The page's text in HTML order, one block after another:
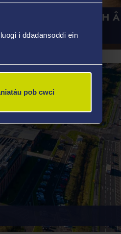
i ddadansoddi ein
pob cwci
SGWRSIWCH
CYFREDOL